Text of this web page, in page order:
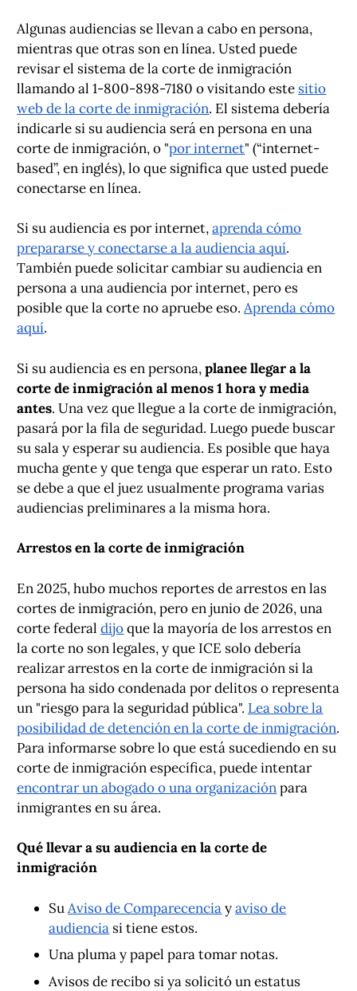
Algunas audiencias se llevan a cabo en persona,
mientras que otras son en línea. Usted puede
revisar el sistema de la corte de inmigración
llamando al 1-800-898-7180 o visitando este sitio
web de la corte de inmigración. El sistema debería
indicarle si su audiencia será en persona en una
corte de inmigración, o "por internet" (“internet-
based”, en inglés), lo que significa que usted puede
conectarse en línea.
Si su audiencia es por internet,aprenda cómo
prepararse y conectarse a la audiencia aquí.
También puede solicitar cambiar su audiencia en
persona a una audiencia por internet, pero es
posible que la corte no apruebe eso.Aprenda cómo
aquí.
Si su audiencia es en persona,planee llegar a la
corte de inmigración al menos 1 hora y media
antes. Una vez que llegue a la corte de inmigración,
pasará por la fila de seguridad. Luego puede buscar
su sala y esperar su audiencia. Es posible que haya
mucha gente y que tenga que esperar un rato. Esto
se debe a que el juez usualmente programa varias
audiencias preliminares a la misma hora.
Arrestos en la corte de inmigración
En 2025, hubo muchos reportes de arrestos en las
cortes de inmigración, pero en junio de 2026, una
corte federaldijoque la mayoría de los arrestos en
la corte no son legales, y que ICE solo debería
realizar arrestos en la corte de inmigración si la
persona ha sido condenada por delitos o representa
un "riesgo para la seguridad pública". Lea sobre la
posibilidad de detención en la corte de inmigración.
Para informarse sobre lo que está sucediendo en su
corte de inmigración específica, puede intentar
encontrar un abogado o una organizaciónpara
inmigrantes en su área.
Qué llevar a su audiencia en la corte de
inmigración
SuAviso de Comparecenciayaviso de
audiencia si tiene estos.
Una pluma y papel para tomar notas.
Avisos de recibo si ya solicitó un estatus